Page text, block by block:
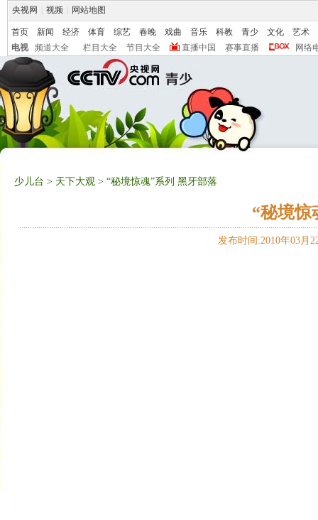
央视网 视频 网站地图
首页 新闻 经济 体育 综艺 春晚 戏曲 音乐 科教 青少 文化
艺术
电视
频道大全 栏目大全 节目大全 直播中国 赛事直播 网络
少儿台 > 天下大观 > “秘境惊魂”系列 黑牙部落
“秘境惊
发布时间:2010年03月